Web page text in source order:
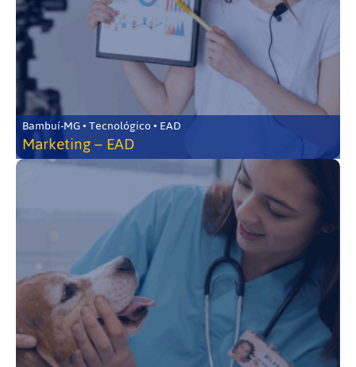
Bambuí-MG • Tecnológico • EAD
Marketing – EAD